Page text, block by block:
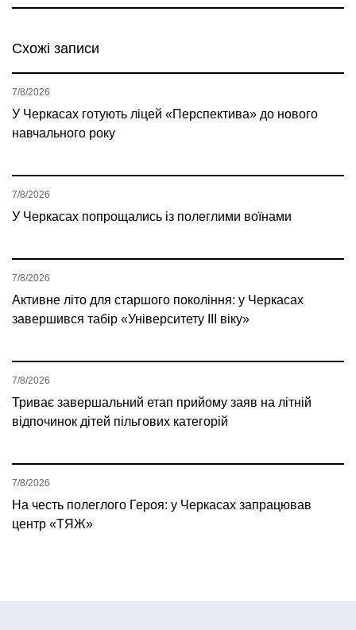
Схожі записи
У Черкасах готують ліцей «Перспектива» до нового
навчального року
7/8/2026
У Черкасах попрощались із полеглими воїнами
7/8/2026
Активне літо для старшого покоління: у Черкасах
завершився табір «Університету ІІІ віку»
7/8/2026
Триває завершальний етап прийому заяв на літній
відпочинок дітей пільгових категорій
7/8/2026
На честь полеглого Героя: у Черкасах запрацював
центр «ТЯЖ»
7/8/2026